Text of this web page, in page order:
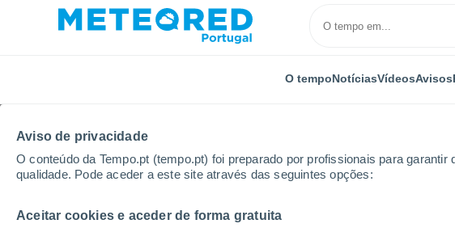
Aviso de privacidade
O conteúdo da Tempo.pt (tempo.pt) foi preparado por profissionais para
qualidade. Pode aceder a este site através das seguintes opções:
Aceitar cookies e aceder de forma gratuita
O tempoNotíciasVídeosAvisos
Início Porto Rico Municipalidade de Barranquitas